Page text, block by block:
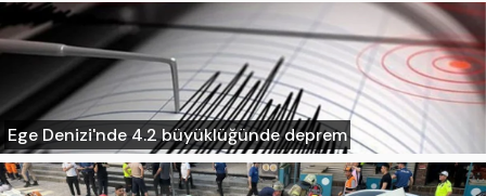
Ege Denizi'nde 4.2 büyüklüğünde deprem